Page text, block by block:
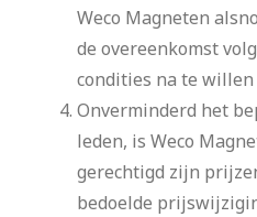
Weco Magneten
de overeenkomst
condities na te willen
Onverminderd het
leden, is Weco
gerechtigd zijn
bedoelde